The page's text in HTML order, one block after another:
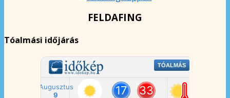
FELDAFING
Tóalmási időjárás